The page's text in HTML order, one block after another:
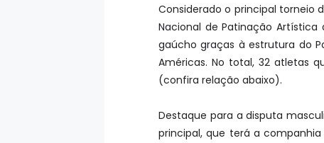
Considerado o principal torneio
Nacional de Patinação
gaúcho graças à estrutura do
Américas. No total, 32 atletas
(confira relação abaixo).
Destaque para a disputa
principal, que terá a companhia